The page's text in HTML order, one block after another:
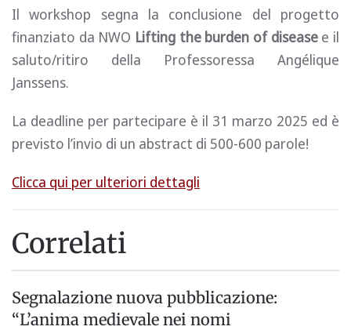
Il workshop segna la conclusione del progetto
finanziato da NWO Lifting the burden of diseasee il
saluto/ritiro della Professoressa Angélique
Janssens.
La deadline per partecipare è il 31 marzo 2025 ed è
previsto l’invio di un abstract di 500-600 parole!
Clicca qui per ulteriori dettagli
Correlati
Segnalazione nuova pubblicazione:
“L’anima medievale nei nomi